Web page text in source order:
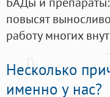
повысят
работу многих
Несколько
именно у нас?